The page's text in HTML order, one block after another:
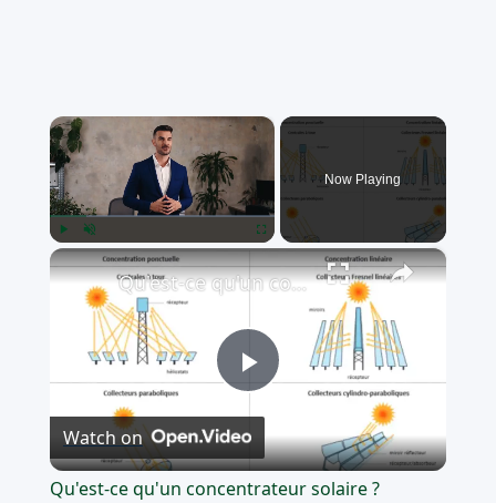
×
Play Unmute Fullscreen
Now Playing
×
Play
Video
Qu'est-ce qu'un concentrateur solaire ?
Watch on
Qu'est-ce qu'un concentrateur solaire ?